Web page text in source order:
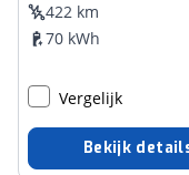
422 km
70 kWh
Vergelijk
Bekijk